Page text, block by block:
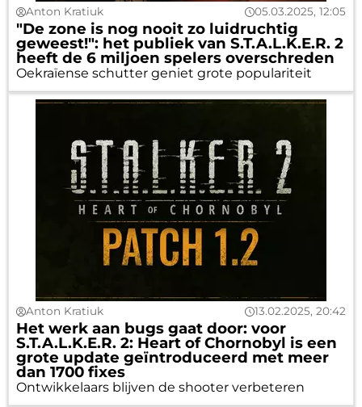
Anton Kratiuk 05.03.2025, 12:05
"De zone is nog nooit zo luidruchtig
geweest!": het publiek van S.T.A.L.K.E.R. 2
heeft de 6 miljoen spelers overschreden
Oekraïense schutter geniet grote populariteit
Anton Kratiuk 13.02.2025, 20:42
Het werk aan bugs gaat door: voor
S.T.A.L.K.E.R. 2: Heart of Chornobyl is een
grote update geïntroduceerd met meer
dan 1700 fixes
Ontwikkelaars blijven de shooter verbeteren